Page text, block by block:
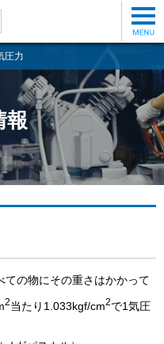
圧力
報
ての物にその重さはかかって
2当たり1.033kgf/cm2で1気圧